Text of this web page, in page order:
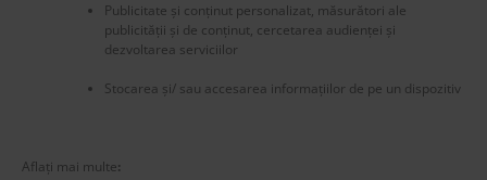
Publicitate și conținut personalizat, măsurători ale
publicității și de conținut, cercetarea audienței și
dezvoltarea serviciilor
Stocarea și/ sau accesarea informațiilor de pe un dispozitiv
Aflați mai multe: